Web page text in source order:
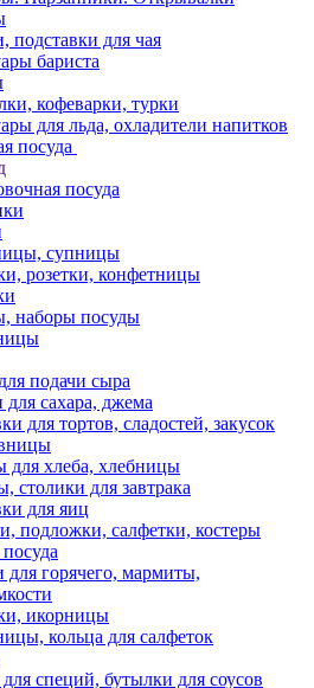
подставки для чая
бариста
кофеварки, турки
для льда, охладители напитков
посуда
посуда
супницы
розетки, конфетницы
наборы посуды
подачи сыра
для сахара, джема
для тортов, сладостей, закусок
для хлеба, хлебницы
столики для завтрака
для яиц
подложки, салфетки, костеры
горячего, мармиты,
икорницы
кольца для салфеток
специй, бутылки для соусов